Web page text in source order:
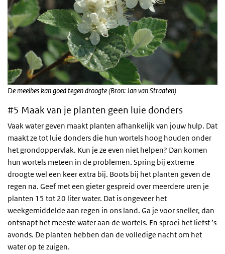
De meelbes kan goed tegen droogte (Bron: Jan van Straaten)
#5 Maak van je planten geen luie donders
Vaak water geven maakt planten afhankelijk van jouw hulp. Dat
maakt ze tot luie donders die hun wortels hoog houden onder
het grondoppervlak. Kun je ze even niet helpen? Dan komen
hun wortels meteen in de problemen. Spring bij extreme
droogte wel een keer extra bij. Boots bij het planten geven de
regen na. Geef met een gieter gespreid over meerdere uren je
planten 15 tot 20 liter water. Dat is ongeveer het
weekgemiddelde aan regen in ons land. Ga je voor sneller, dan
ontsnapt het meeste water aan de wortels. En sproei het liefst ’s
avonds. De planten hebben dan de volledige nacht om het
water op te zuigen.